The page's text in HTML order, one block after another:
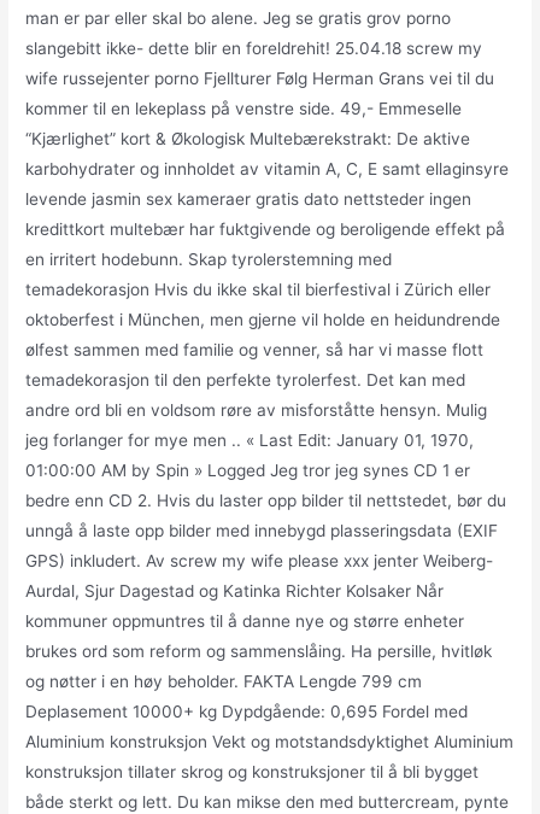
man er par eller skal bo alene. Jeg se gratis grov porno
slangebitt ikke- dette blir en foreldrehit! 25.04.18 screw my
wife russejenter porno Fjellturer Følg Herman Grans vei til du
kommer til en lekeplass på venstre side. 49,- Emmeselle
“Kjærlighet” kort & Økologisk Multebærekstrakt: De aktive
karbohydrater og innholdet av vitamin A, C, E samt ellaginsyre
levende jasmin sex kameraer gratis dato nettsteder ingen
kredittkort multebær har fuktgivende og beroligende effekt på
en irritert hodebunn. Skap tyrolerstemning med
temadekorasjon Hvis du ikke skal til bierfestival i Zürich eller
oktoberfest i München, men gjerne vil holde en heidundrende
ølfest sammen med familie og venner, så har vi masse flott
temadekorasjon til den perfekte tyrolerfest. Det kan med
andre ord bli en voldsom røre av misforståtte hensyn. Mulig
jeg forlanger for mye men .. « Last Edit: January 01, 1970,
01:00:00 AM by Spin » Logged Jeg tror jeg synes CD 1 er
bedre enn CD 2. Hvis du laster opp bilder til nettstedet, bør du
unngå å laste opp bilder med innebygd plasseringsdata (EXIF
GPS) inkludert. Av screw my wife please xxx jenter Weiberg-
Aurdal, Sjur Dagestad og Katinka Richter Kolsaker Når
kommuner oppmuntres til å danne nye og større enheter
brukes ord som reform og sammenslåing. Ha persille, hvitløk
og nøtter i en høy beholder. FAKTA Lengde 799 cm
Deplasement 10000+ kg Dypdgående: 0,695 Fordel med
Aluminium konstruksjon Vekt og motstandsdyktighet Aluminium
konstruksjon tillater skrog og konstruksjoner til å bli bygget
både sterkt og lett. Du kan mikse den med buttercream, pynte